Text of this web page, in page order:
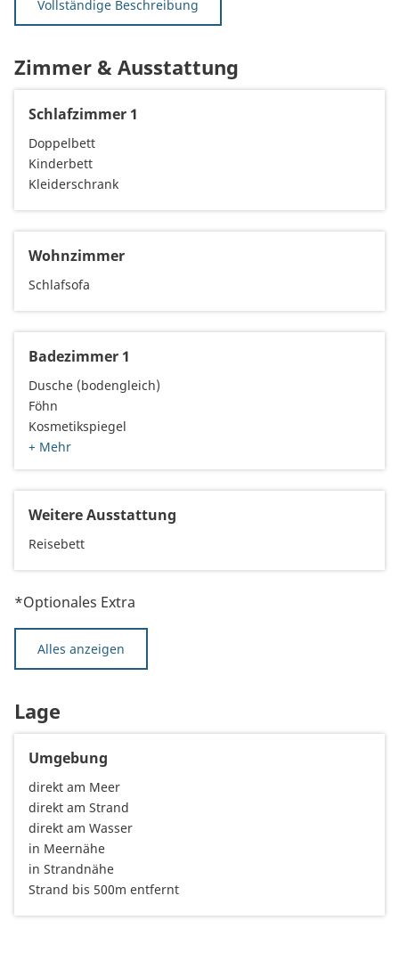
Vollständige Beschreibung
Zimmer & Ausstattung
Schlafzimmer 1
Doppelbett
Kinderbett
Kleiderschrank
Wohnzimmer
Schlafsofa
Badezimmer 1
Dusche (bodengleich)
Föhn
Kosmetikspiegel
+ Mehr
Weitere Ausstattung
Reisebett
*Optionales Extra
Alles anzeigen
Lage
Umgebung
direkt am Meer
direkt am Strand
direkt am Wasser
in Meernähe
in Strandnähe
Strand bis 500m entfernt